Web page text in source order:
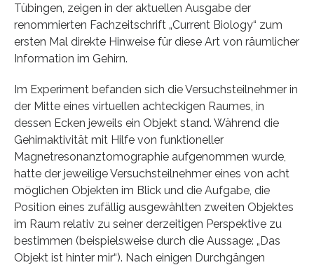
Tübingen, zeigen in der aktuellen Ausgabe der
renommierten Fachzeitschrift „Current Biology“ zum
ersten Mal direkte Hinweise für diese Art von räumlicher
Information im Gehirn.
Im Experiment befanden sich die Versuchsteilnehmer in
der Mitte eines virtuellen achteckigen Raumes, in
dessen Ecken jeweils ein Objekt stand. Während die
Gehirnaktivität mit Hilfe von funktioneller
Magnetresonanztomographie aufgenommen wurde,
hatte der jeweilige Versuchsteilnehmer eines von acht
möglichen Objekten im Blick und die Aufgabe, die
Position eines zufällig ausgewählten zweiten Objektes
im Raum relativ zu seiner derzeitigen Perspektive zu
bestimmen (beispielsweise durch die Aussage: „Das
Objekt ist hinter mir“). Nach einigen Durchgängen